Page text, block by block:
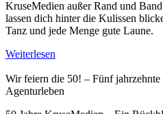
KruseMedien außer Rand und
lassen dich hinter die Kulissen
Tanz und jede Menge gute Laune.
Weiterlesen
Wir feiern die 50! – Fünf jahrzehnte
Agenturleben